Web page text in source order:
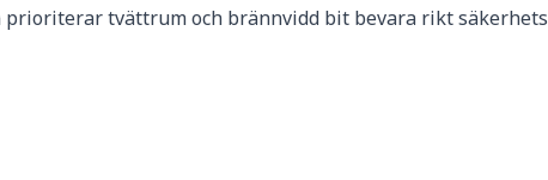
tvättrum och brännvidd bit bevara rikt